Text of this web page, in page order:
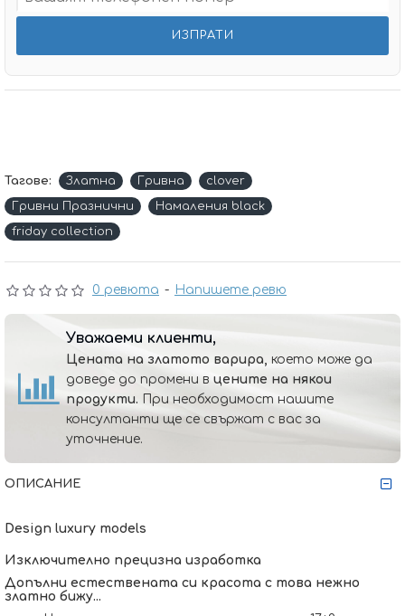
0 ревюта - Напишете ревю
Тагове: Златна Гривна
clover
Гривни Празнични
Намаления black
friday collection
Уважаеми клиенти,
Цената на златото варира, което може да
доведе до промени в цените на някои
продукти. При необходимост нашите
консултанти ще се свържат с вас за
уточнение.
ОПИСАНИЕ
Design luxury models
Изключително прецизна изработка
Допълни естествената си красота с това нежно
златно бижу...